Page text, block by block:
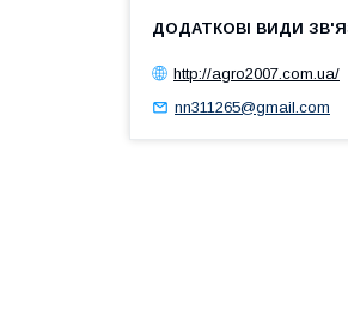
http://agro2007.com.ua/
nn311265@gmail.com